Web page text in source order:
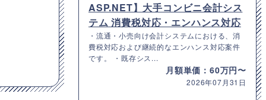
ASP.NET】大手コンビニ会計シス
テム 消費税対応・エンハンス対応
・流通・小売向け会計システムにおける、消
費税対応および継続的なエンハンス対応案件
です。 ・既存シス...
月額単価：60万円〜
2026年07月31日